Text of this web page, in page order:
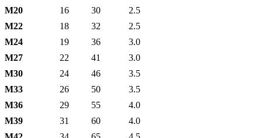
М20
16 30
2.5
М22
18 32
2.5
М24
19 36
3.0
М27
22 41
3.0
М30
24 46
3.5
М33
26 50
3.5
М36
29 55
4.0
М39
31 60
4.0